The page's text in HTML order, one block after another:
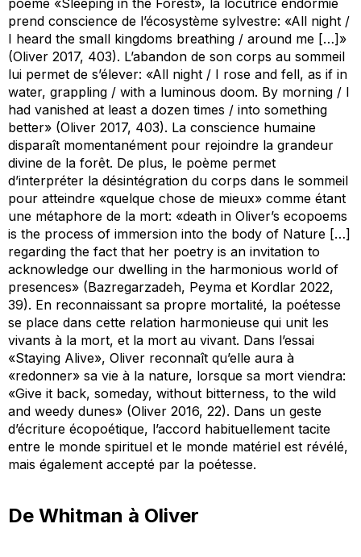
prend conscience de l’écosystème sylvestre: «All night /
I heard the small kingdoms breathing / around me […]»
(Oliver 2017, 403). L’abandon de son corps au sommeil
lui permet de s’élever: «All night / I rose and fell, as if in
water, grappling / with a luminous doom. By morning / I
had vanished at least a dozen times / into something
better» (Oliver 2017, 403). La conscience humaine
disparaît momentanément pour rejoindre la grandeur
divine de la forêt. De plus, le poème permet
d’interpréter la désintégration du corps dans le sommeil
pour atteindre «quelque chose de mieux» comme étant
une métaphore de la mort: «death in Oliver’s ecopoems
is the process of immersion into the body of Nature […]
regarding the fact that her poetry is an invitation to
acknowledge our dwelling in the harmonious world of
presences» (Bazregarzadeh, Peyma et Kordlar 2022,
39). En reconnaissant sa propre mortalité, la poétesse
se place dans cette relation harmonieuse qui unit les
vivants à la mort, et la mort au vivant. Dans l’essai
«Staying Alive», Oliver reconnaît qu’elle aura à
«redonner» sa vie à la nature, lorsque sa mort viendra:
«Give it back, someday, without bitterness, to the wild
and weedy dunes» (Oliver 2016, 22). Dans un geste
d’écriture écopoétique, l’accord habituellement tacite
entre le monde spirituel et le monde matériel est révélé,
mais également accepté par la poétesse.
De Whitman à Oliver